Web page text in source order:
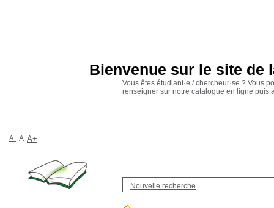
Nouvelle recherche
Bienvenue sur le site de
Vous êtes étudiant·e / chercheur·se ? Vous
renseigner sur notre catalogue en ligne puis
A- A A+